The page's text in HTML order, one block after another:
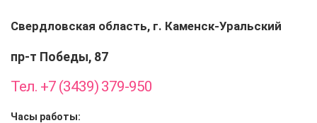
Свердловская область, г. Каменск-Уральский
пр-т Победы, 87
Тел. +7 (3439) 379-950
Часы работы: